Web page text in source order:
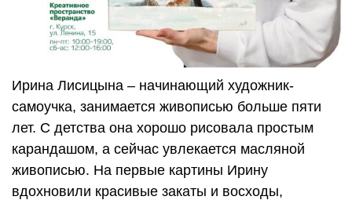
Ирина Лисицына – начинающий художник-
самоучка, занимается живописью больше пяти
лет. С детства она хорошо рисовала простым
карандашом, а сейчас увлекается масляной
живописью. На первые картины Ирину
вдохновили красивые закаты и восходы,